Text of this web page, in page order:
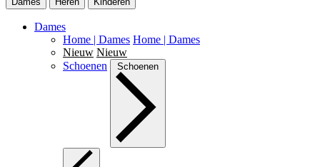
Dames
Home | Dames Home | Dames
Nieuw Nieuw
Schoenen
Schoenen